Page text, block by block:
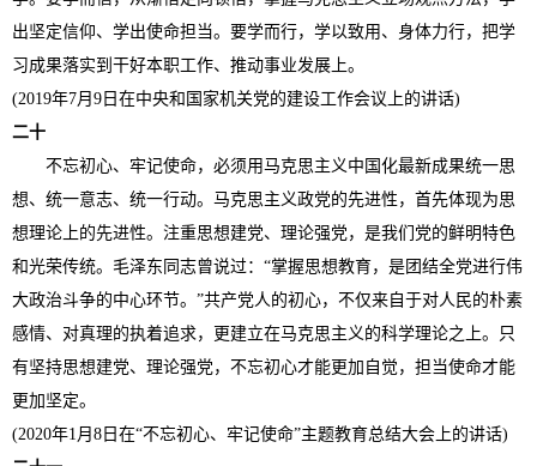
出坚定信仰、学出使命担当。要学而行，学以致用、身体力行，把学
习成果落实到干好本职工作、推动事业发展上。
(2019年7月9日在中央和国家机关党的建设工作会议上的讲话)
二十
不忘初心、牢记使命，必须用马克思主义中国化最新成果统一思
想、统一意志、统一行动。马克思主义政党的先进性，首先体现为思
想理论上的先进性。注重思想建党、理论强党，是我们党的鲜明特色
和光荣传统。毛泽东同志曾说过：“掌握思想教育，是团结全党进行伟
大政治斗争的中心环节。”共产党人的初心，不仅来自于对人民的朴素
感情、对真理的执着追求，更建立在马克思主义的科学理论之上。只
有坚持思想建党、理论强党，不忘初心才能更加自觉，担当使命才能
更加坚定。
(2020年1月8日在“不忘初心、牢记使命”主题教育总结大会上的讲话)